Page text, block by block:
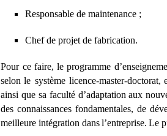
Responsable de maintenance ;
Chef de projet de fabrication.
Pour ce faire, le programme d’enseigne
selon le système licence-master-doctorat,
ainsi que sa faculté d’adaptation aux nouv
desconnaissances fondamentales, de dév
meilleure intégration dansl’entreprise. Le